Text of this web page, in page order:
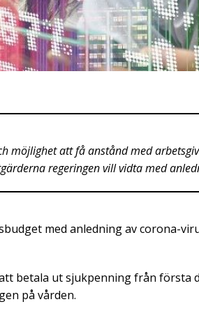
möjlighet att få anstånd med
regeringen vill vidta med
med anledning av corona-
betala ut sjukpenning från
på vården.